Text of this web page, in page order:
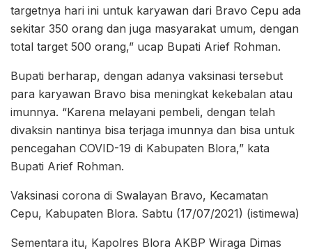
targetnya hari ini untuk karyawan dari Bravo Cepu ada
sekitar 350 orang dan juga masyarakat umum, dengan
total target 500 orang,” ucap Bupati Arief Rohman.
Bupati berharap, dengan adanya vaksinasi tersebut
para karyawan Bravo bisa meningkat kekebalan atau
imunnya. “Karena melayani pembeli, dengan telah
divaksin nantinya bisa terjaga imunnya dan bisa untuk
pencegahan COVID-19 di Kabupaten Blora,” kata
Bupati Arief Rohman.
Vaksinasi corona di Swalayan Bravo, Kecamatan
Cepu, Kabupaten Blora. Sabtu (17/07/2021) (istimewa)
Sementara itu, Kapolres Blora AKBP Wiraga Dimas